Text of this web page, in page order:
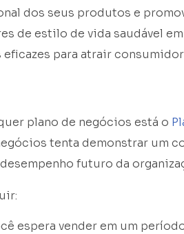
dos seus produtos e
de estilo de vida saudável em
para atrair
plano de negócios está o
tenta demonstrar um
futuro da
espera vender em um